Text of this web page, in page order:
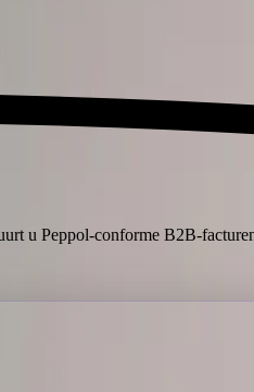
u Peppol-conforme B2B-